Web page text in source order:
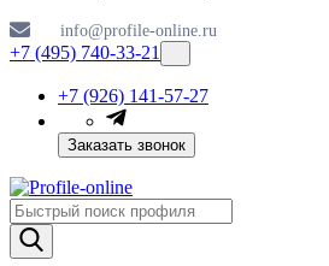
info@profile-online.ru
+7 (495) 740-33-21
+7 (926) 141-57-27
Заказать звонок